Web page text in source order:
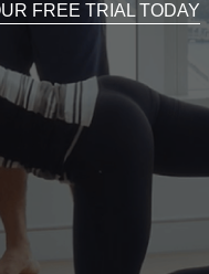
FREE TRIAL TODAY